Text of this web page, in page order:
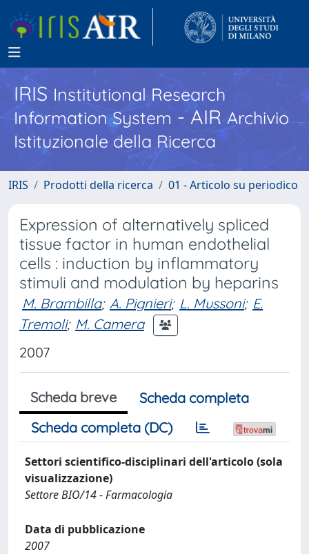
IRISInstitutional Research
Information System - AIR Archivio
Istituzionale della Ricerca
IRIS Prodotti della ricerca 01 - Articolo su periodico
Expression of alternatively spliced
tissue factor in human endothelial
cells : induction by inflammatory
stimuli and modulation by heparins
M. Brambilla; A. Pignieri; L. Mussoni; E.
Tremoli; M. Camera
2007
Scheda breve
Scheda completa
Scheda completa (DC)
Settori scientifico-disciplinari dell'articolo (sola
visualizzazione)
Settore BIO/14 - Farmacologia
Data di pubblicazione
2007